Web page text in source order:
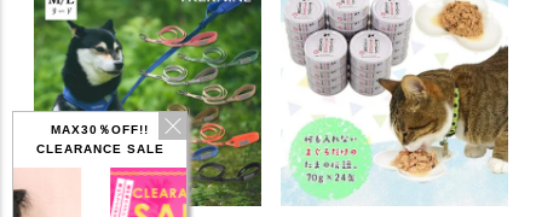
MAX30％OFF!!
CLEARANCE SALE